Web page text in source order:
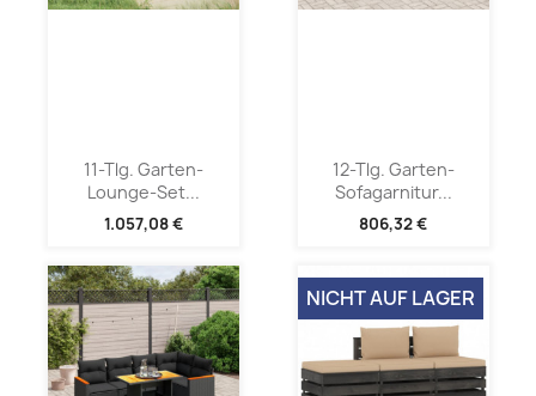
11-Tlg. Garten-
Lounge-Set...
1.057,08 €
12-Tlg. Garten-
Sofagarnitur...
806,32 €
NICHT AUF LAGER